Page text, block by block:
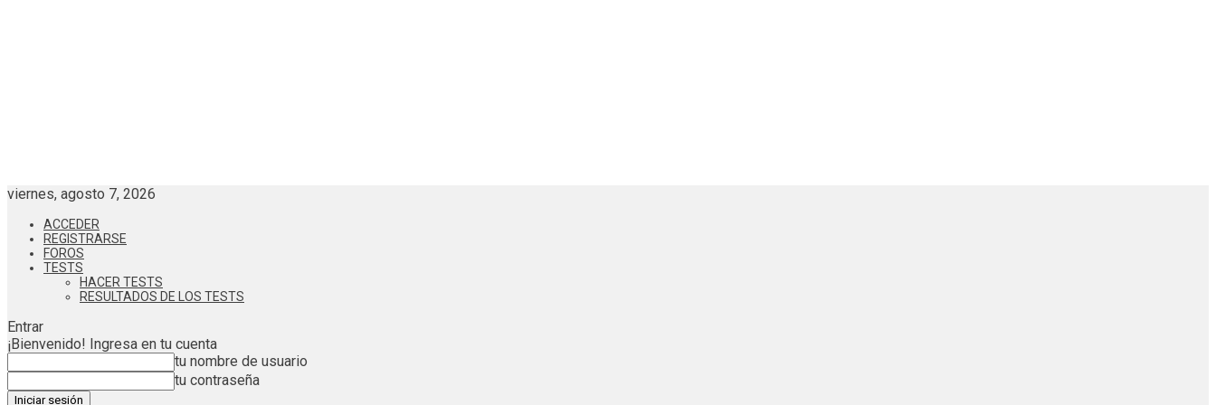
viernes, agosto 7, 2026
ACCEDER
REGISTRARSE
FOROS
TESTS
HACER TESTS
RESULTADOS DE LOS TESTS
Entrar
¡Bienvenido! Ingresa en tu cuenta
tu nombre de usuario
tu contraseña